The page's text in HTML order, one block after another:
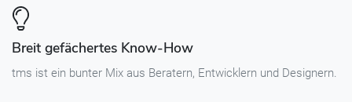
Breit gefächertes Know-How
tms ist ein bunter Mix aus Beratern, Entwicklern und Designern.